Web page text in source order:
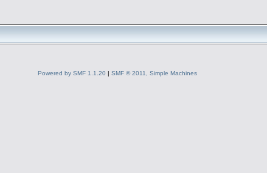
Powered by SMF 1.1.20 | SMF © 2011, Simple Machines